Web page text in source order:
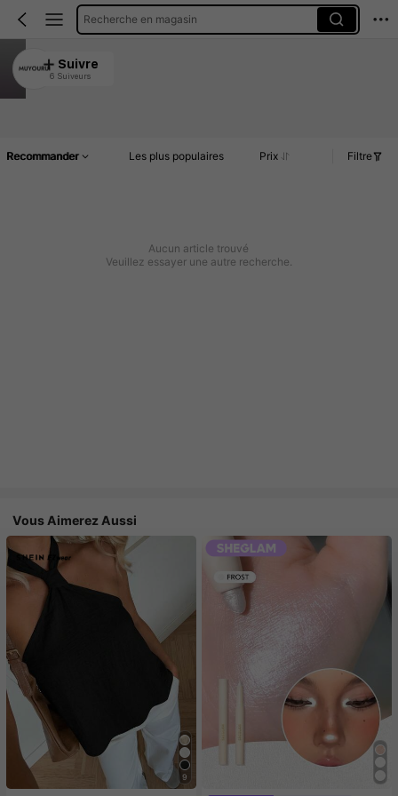
Recherche en magasin
MUYOURUI
5.00
Suivre
6 Suiveurs
Recommander Les plus populaires Prix Filtre
Aucun article trouvé
Veuillez essayer une autre recherche.
Vous Aimerez Aussi
9